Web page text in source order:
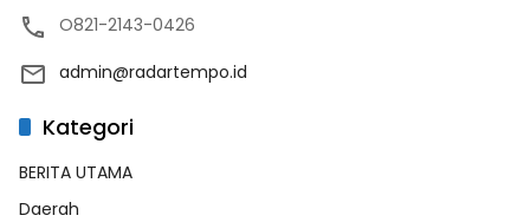
O821-2143-0426
admin@radartempo.id
Kategori
BERITA UTAMA
Daerah